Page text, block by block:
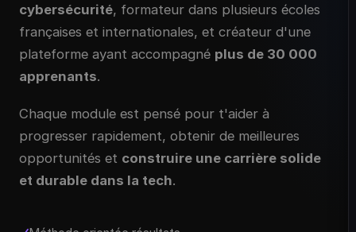
cybersécurité, formateur dans plusieurs écoles
françaises et internationales, et créateur d'une
plateforme ayant accompagné plus de 30 000
apprenants.
Chaque module est pensé pour t'aider à
progresser rapidement, obtenir de meilleures
opportunités et construire une carrière solide
et durable dans la tech.